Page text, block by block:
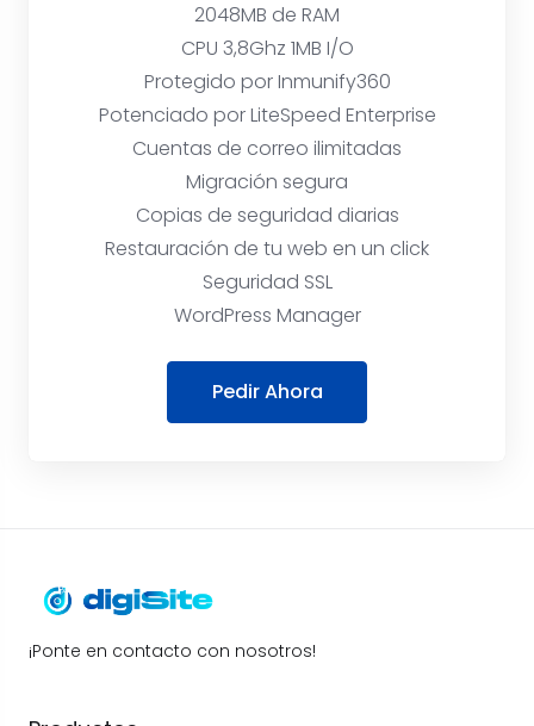
2048MB de RAM
CPU 3,8Ghz 1MB I/O
Protegido por Inmunify360
Potenciado por LiteSpeed Enterprise
Cuentas de correo ilimitadas
Migración segura
Copias de seguridad diarias
Restauración de tu web en un click
Seguridad SSL
WordPress Manager
Pedir Ahora
¡Ponte en contacto con nosotros!